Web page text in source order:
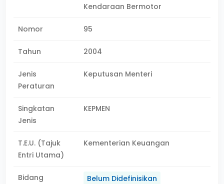
Kendaraan Bermotor
Nomor 95
Tahun 2004
Jenis
Peraturan
Keputusan Menteri
Singkatan
Jenis
KEPMEN
T.E.U. (Tajuk
Entri Utama)
Kementerian Keuangan
Bidang Belum Didefinisikan